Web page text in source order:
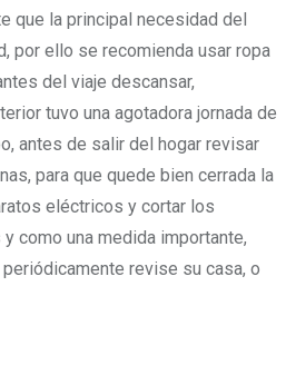
la principal necesidad del
por ello se recomienda usar ropa
del viaje descansar,
tuvo una agotadora jornada de
antes de salir del hogar revisar
para que quede bien cerrada la
eléctricos y cortar los
como una medida importante,
revise su casa, o